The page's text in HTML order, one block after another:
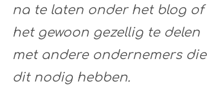
na te laten onder het blog of
het gewoon gezellig te delen
met andere ondernemers die
dit nodig hebben.